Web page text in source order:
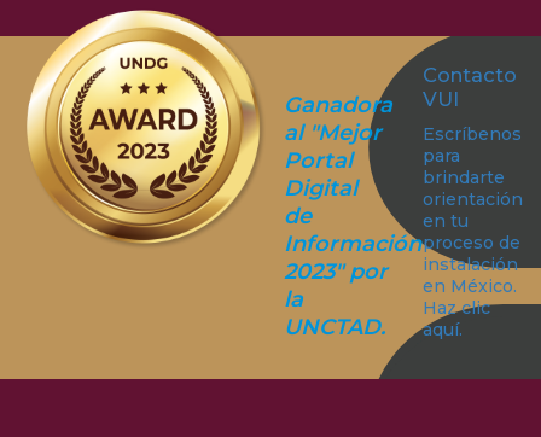
Ganadora
al "Mejor
Portal
Digital
de
Información
2023" por
la
UNCTAD.
Contacto
VUI
Escríbenos
para
brindarte
orientación
en tu
proceso de
instalación
en México.
Haz clic
aquí.